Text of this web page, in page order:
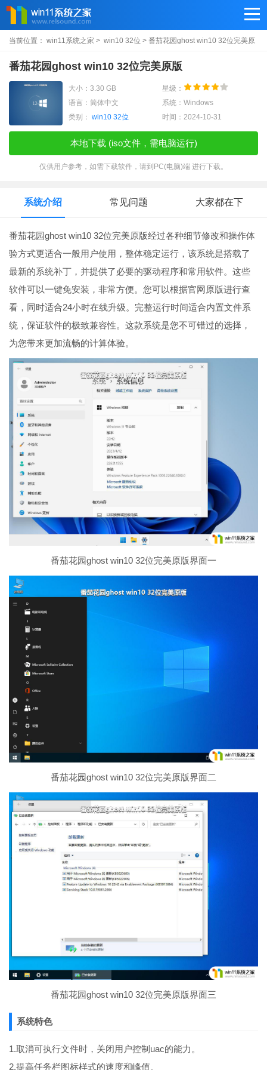
当前位置： win11系统之家 > win10 32位 > 番茄花园ghost win10 32位完美原
版
番茄花园ghost win10 32位完美原版
大小：3.30 GB
星级：
语言：简体中文
系统：Windows
类别： win10 32位 时间：2024-10-31
本地下载 (iso文件，需电脑运行)
仅供用户参考，如需下载软件，请到PC(电脑)端 进行下载。
系统介绍 常见问题 大家都在下
番茄花园ghost win10 32位完美原版经过各种细节修改和操作体
验方式更适合一般用户使用，整体稳定运行，该系统是搭载了
最新的系统补丁，并提供了必要的驱动程序和常用软件。这些
软件可以一键免安装，非常方便。您可以根据官网原版进行查
看，同时适合24小时在线升级。完整运行时间适合内置文件系
统，保证软件的极致兼容性。这款系统是您不可错过的选择，
为您带来更加流畅的计算体验。
番茄花园ghost win10 32位完美原版界面一
番茄花园ghost win10 32位完美原版界面二
番茄花园ghost win10 32位完美原版界面三
系统特色
1.取消可执行文件时，关闭用户控制uac的能力。
2.提高任务栏图标样式的速度和峰值。